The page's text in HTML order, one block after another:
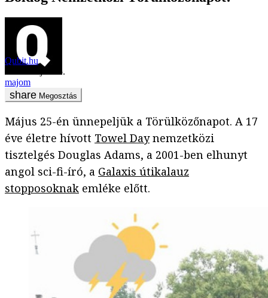
Qubit.hu
2018. május 25.
majom
Megosztás
Május 25-én ünnepeljük a Törülközőnapot. A 17
éve életre hívott Towel Daynemzetközi
tisztelgés Douglas Adams, a 2001-ben elhunyt
angol sci-fi-író, a Galaxis útikalauz
stopposoknak emléke előtt.